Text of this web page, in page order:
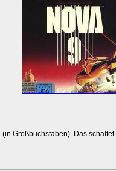
(in Großbuchstaben). Das schaltet